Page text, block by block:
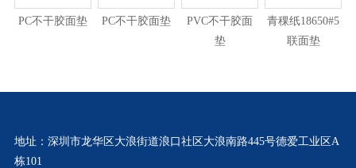
PC不干胶面垫 PC不干胶面垫
PVC不干胶面
垫
青稞纸18650#5
联面垫
地址：深圳市龙华区大浪街道浪口社区大浪南路445号德爱工业区A
栋101